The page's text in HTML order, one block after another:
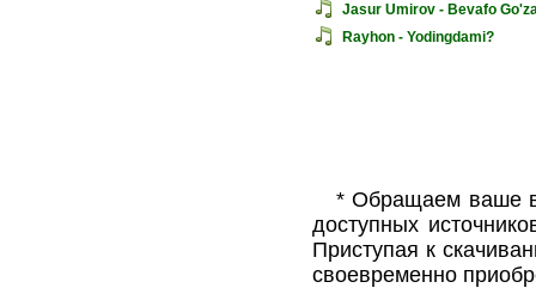
Jasur Umirov - Bevafo
Rayhon - Yodingdami?
* Обращаем ваше
доступных
Приступая к
своевременно